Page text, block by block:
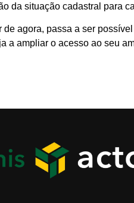
da situação cadastral para
agora, passa a ser
ampliar o acesso ao seu